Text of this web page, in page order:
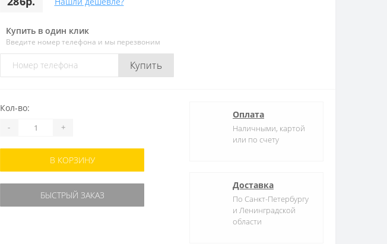
Купить в один клик
Введите номер телефона и мы перезвоним
Купить
Кол-во:
- +
В КОРЗИНУ
БЫСТРЫЙ ЗАКАЗ
Оплата
Наличными, картой
или по счету
Доставка
По Санкт-Петербургу
и Ленинградской
области